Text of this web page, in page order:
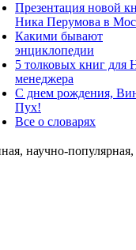
Презентация новой
Ника Перумова в
Какими бывают
энциклопедии
5 толковых книг для
менеджера
С днем рождения,
Пух!
Все о словарях
научно-